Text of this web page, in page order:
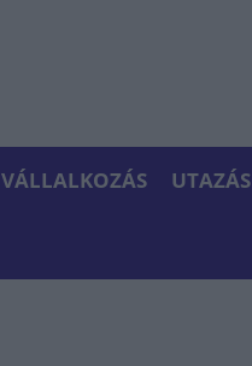
VÁLLALKOZÁS UTAZÁS